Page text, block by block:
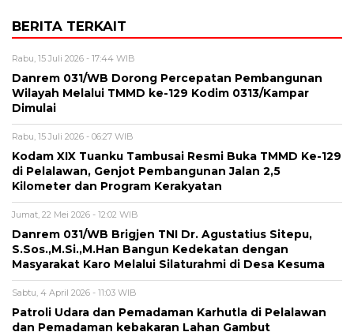
BERITA TERKAIT
Rabu, 15 Juli 2026 - 17:44 WIB
Danrem 031/WB Dorong Percepatan Pembangunan
Wilayah Melalui TMMD ke-129 Kodim 0313/Kampar
Dimulai
Rabu, 15 Juli 2026 - 06:27 WIB
Kodam XIX Tuanku Tambusai Resmi Buka TMMD Ke-129
di Pelalawan, Genjot Pembangunan Jalan 2,5
Kilometer dan Program Kerakyatan
Jumat, 22 Mei 2026 - 12:02 WIB
Danrem 031/WB Brigjen TNI Dr. Agustatius Sitepu,
S.Sos.,M.Si.,M.Han Bangun Kedekatan dengan
Masyarakat Karo Melalui Silaturahmi di Desa Kesuma
Sabtu, 4 April 2026 - 11:03 WIB
Patroli Udara dan Pemadaman Karhutla di Pelalawan
dan Pemadaman kebakaran Lahan Gambut